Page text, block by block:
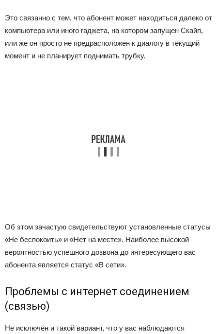
Это связанно с тем, что абонент может находиться далеко от
компьютера или иного гаджета, на котором запущен Скайп,
или же он просто не предрасположен к диалогу в текущий
момент и не планирует поднимать трубку.
Об этом зачастую свидетельствуют установленные статусы
«Не беспокоить» и «Нет на месте». Наиболее высокой
вероятностью успешного дозвона до интересующего вас
абонента является статус «В сети».
Проблемы с интернет соединением
(связью)
Не исключён и такой вариант, что у вас наблюдаются